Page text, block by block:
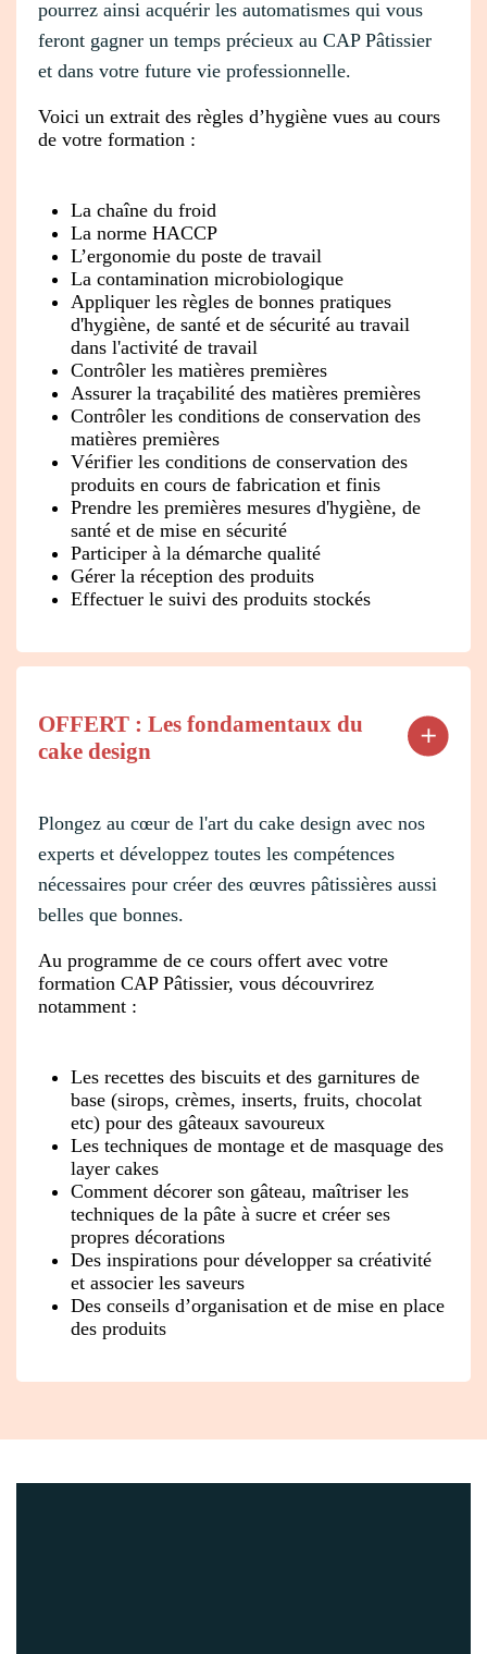
pourrez ainsi acquérir les automatismes qui vous
feront gagner un temps précieux au CAP Pâtissier
et dans votre future vie professionnelle.
Voici un extrait des règles d’hygiène vues au cours
de votre formation :
La chaîne du froid
La norme HACCP
L’ergonomie du poste de travail
La contamination microbiologique
Appliquer les règles de bonnes pratiques
d'hygiène, de santé et de sécurité au travail
dans l'activité de travail
Contrôler les matières premières
Assurer la traçabilité des matières premières
Contrôler les conditions de conservation des
matières premières
Vérifier les conditions de conservation des
produits en cours de fabrication et finis
Prendre les premières mesures d'hygiène, de
santé et de mise en sécurité
Participer à la démarche qualité
Gérer la réception des produits
Effectuer le suivi des produits stockés
OFFERT : Les fondamentaux du
cake design
Plongez au cœur de l'art du cake design avec nos
experts et développez toutes les compétences
nécessaires pour créer des œuvres pâtissières aussi
belles que bonnes.
Au programme de ce cours offert avec votre
formation CAP Pâtissier, vous découvrirez
notamment :
Les recettes des biscuits et des garnitures de
base (sirops, crèmes, inserts, fruits, chocolat
etc) pour des gâteaux savoureux
Les techniques de montage et de masquage des
layer cakes
Comment décorer son gâteau, maîtriser les
techniques de la pâte à sucre et créer ses
propres décorations
Des inspirations pour développer sa créativité
et associer les saveurs
Des conseils d’organisation et de mise en place
des produits